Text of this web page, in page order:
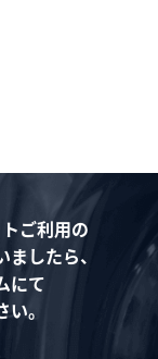
ご利用の
したら、
にて
。